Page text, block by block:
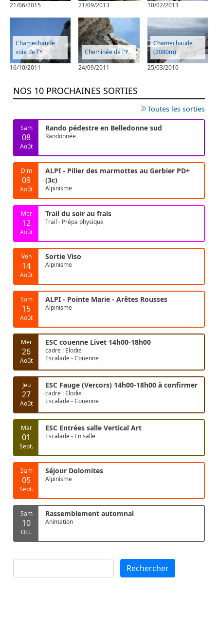
21/06/2015
21/09/2013
10/02/2013
Chamechaude
voie de l'Y
16/10/2011
Cheminée de l'Y
24/09/2011
Chamechaude
(2080m)
25/03/2010
NOS 10 PROCHAINES SORTIES
Toutes les sorties
Sam
08
Août
Rando pédestre en Belledonne sud
Randonnée
Dim
09
Août
ALPI - Pilier des marmottes au Gerbier PD+
(3c)
Alpinisme
Mer
12
Août
Trail du soir au frais
Trail - Prépa physique
Ven
14
Août
Sortie Viso
Alpinisme
Sam
15
Août
ALPI - Pointe Marie - Arêtes Rousses
Alpinisme
Mer
26
Août
ESC couenne Livet 14h00-18h00
cadre : Elodie
Escalade - Couenne
Jeu
27
Août
ESC Fauge (Vercors) 14h00-18h00 à confirmer
cadre : Elodie
Escalade - Couenne
Mar
01
Sept.
ESC Entrées salle Vertical Art
Escalade - En salle
Sam
05
Sept.
Séjour Dolomites
Alpinisme
Sam
10
Oct.
Rassemblement automnal
Animation
Rechercher Rechercher